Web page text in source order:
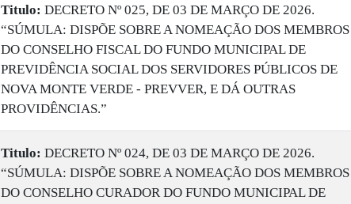
Titulo: DECRETO Nº 025, DE 03 DE MARÇO DE 2026.
“SÚMULA: DISPÕE SOBRE A NOMEAÇÃO DOS MEMBROS
DO CONSELHO FISCAL DO FUNDO MUNICIPAL DE
PREVIDÊNCIA SOCIAL DOS SERVIDORES PÚBLICOS DE
NOVA MONTE VERDE - PREVVER, E DÁ OUTRAS
PROVIDÊNCIAS.”
Titulo: DECRETO Nº 024, DE 03 DE MARÇO DE 2026.
“SÚMULA: DISPÕE SOBRE A NOMEAÇÃO DOS MEMBROS
DO CONSELHO CURADOR DO FUNDO MUNICIPAL DE